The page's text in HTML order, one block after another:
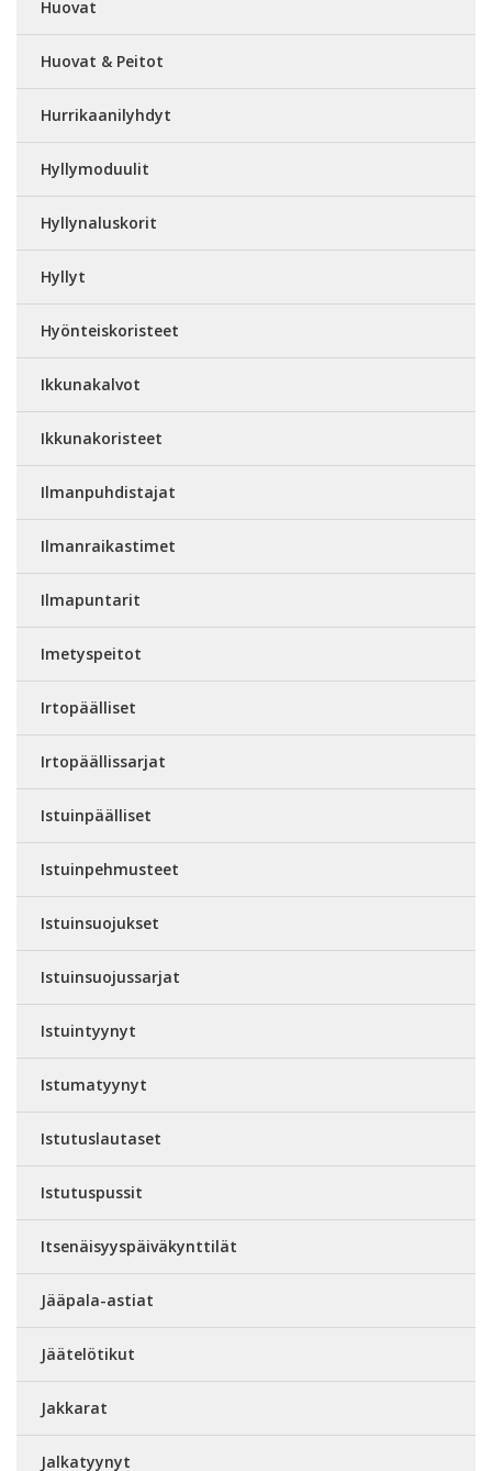
Huovat
Huovat & Peitot
Hurrikaanilyhdyt
Hyllymoduulit
Hyllynaluskorit
Hyllyt
Hyönteiskoristeet
Ikkunakalvot
Ikkunakoristeet
Ilmanpuhdistajat
Ilmanraikastimet
Ilmapuntarit
Imetyspeitot
Irtopäälliset
Irtopäällissarjat
Istuinpäälliset
Istuinpehmusteet
Istuinsuojukset
Istuinsuojussarjat
Istuintyynyt
Istumatyynyt
Istutuslautaset
Istutuspussit
Itsenäisyyspäiväkynttilät
Jääpala-astiat
Jäätelötikut
Jakkarat
Jalkatyynyt